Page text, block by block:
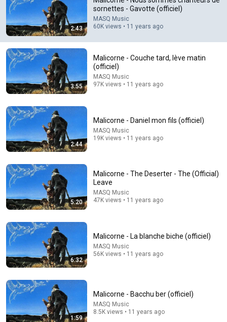
Malicorne n'a pas pris une ride , il est pour moi une
référence en matière de musique folk !
Malicorne - Le mariage anglais (Album complet)
MASQ Music 17K views
2:43
sornettes - Gavotte (officiel)
MASQ Music
60K views • 11 years ago
3:55
Malicorne - Couche tard, lève matin
(officiel)
MASQ Music
97K views • 11 years ago
2:44
Malicorne - Daniel mon fils (officiel)
MASQ Music
19K views • 11 years ago
5:20
Malicorne - The Deserter - The (Official)
Leave
MASQ Music
47K views • 11 years ago
6:32
Malicorne - La blanche biche (officiel)
MASQ Music
56K views • 11 years ago
1:59
Malicorne - Bacchu ber (officiel)
MASQ Music
8.5K views • 11 years ago